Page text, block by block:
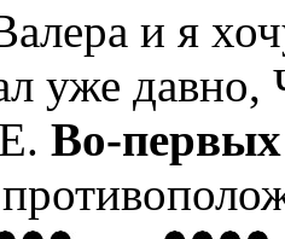
и я
уже
Во-первых